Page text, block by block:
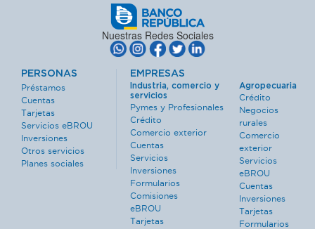
Nuestras Redes Sociales
PERSONAS
Préstamos
Cuentas
Tarjetas
Servicios eBROU
Inversiones
Otros servicios
Planes sociales
EMPRESAS
Industria, comercio y
servicios
Pymes y Profesionales
Crédito
Comercio exterior
Cuentas
Servicios
Inversiones
Formularios
Comisiones
eBROU
Tarjetas
Agropecuaria
Crédito
Negocios
rurales
Comercio
exterior
Servicios
eBROU
Cuentas
Inversiones
Tarjetas
Formularios